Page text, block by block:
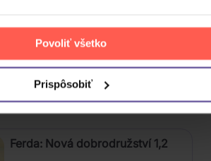
Povoliť všetko
Prispôsobiť
SCÉNY
a predĺžených scén.
DRÁMA & FANTASY 2015
Ferda: Nová dobrodružství 1,2